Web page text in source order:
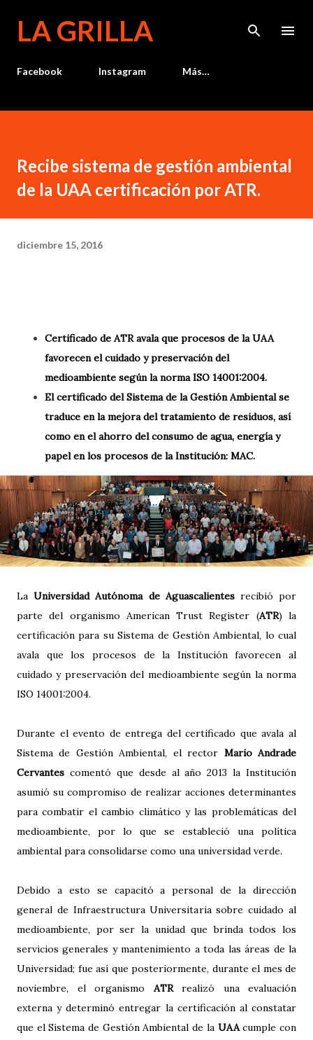
LA GRILLA
Facebook Instagram Más…
Recibe sistema de gestión ambiental
de la UAA certificación por ATR.
diciembre 15, 2016
Certificado de ATR avala que procesos de la UAA
favorecen el cuidado y preservación del
medioambiente según la norma ISO 14001:2004.
El certificado del Sistema de la Gestión Ambiental se
traduce en la mejora del tratamiento de residuos, así
como en el ahorro del consumo de agua, energía y
papel en los procesos de la Institución: MAC.
LaUniversidad Autónoma de Aguascalientesrecibió por
parte del organismo American Trust Register (ATR) la
certificación para su Sistema de Gestión Ambiental, lo cual
avala que los procesos de la Institución favorecen al
cuidado y preservación del medioambiente según la norma
ISO 14001:2004.
Durante el evento de entrega del certificado que avala al
Sistema de Gestión Ambiental, el rector Mario Andrade
Cervantes comentó que desde al año 2013 la Institución
asumió su compromiso de realizar acciones determinantes
para combatir el cambio climático y las problemáticas del
medioambiente, por lo que se estableció una política
ambiental para consolidarse como una universidad verde.
Debido a esto se capacitó a personal de la dirección
general de Infraestructura Universitaria sobre cuidado al
medioambiente, por ser la unidad que brinda todos los
servicios generales y mantenimiento a toda las áreas de la
Universidad; fue así que posteriormente, durante el mes de
noviembre, el organismo ATR realizó una evaluación
externa y determinó entregar la certificación al constatar
que el Sistema de Gestión Ambiental de la UAAcumple con